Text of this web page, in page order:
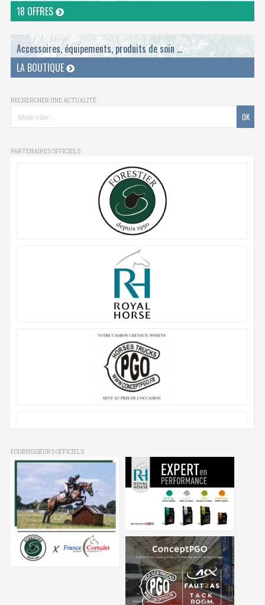
18 OFFRES
Accessoires, équipements, produits de soin ...
LA BOUTIQUE
RECHERCHER UNE ACTUALITÉ
PARTENAIRES OFFICIELS
FOURNISSEURS OFFICIELS